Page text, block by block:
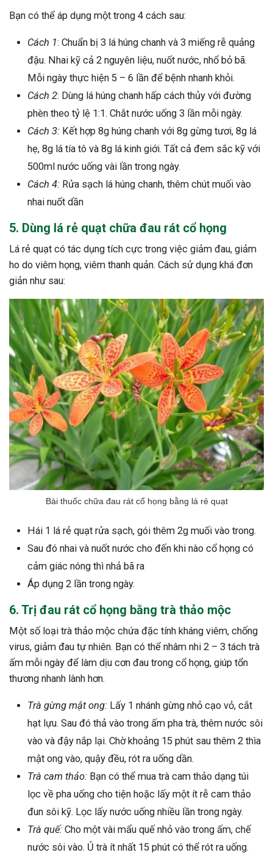
Bạn có thể áp dụng một trong 4 cách sau:
Cách 1: Chuẩn bị 3 lá húng chanh và 3 miếng rễ quảng
đậu. Nhai kỹ cả 2 nguyên liệu, nuốt nước, nhổ bỏ bã.
Mỗi ngày thực hiện 5 – 6 lần để bệnh nhanh khỏi.
Cách 2: Dùng lá húng chanh hấp cách thủy với đường
phèn theo tỷ lệ 1:1. Chắt nước uống 3 lần mỗi ngày.
Cách 3: Kết hợp 8g húng chanh với 8g gừng tươi, 8g lá
hẹ, 8g lá tía tô và 8g lá kinh giới. Tất cả đem sắc kỹ với
500ml nước uống vài lần trong ngày.
Cách 4: Rửa sạch lá húng chanh, thêm chút muối vào
nhai nuốt dần
5. Dùng lá rẻ quạt chữa đau rát cổ họng
Lá rẻ quạt có tác dụng tích cực trong việc giảm đau, giảm
ho do viêm họng, viêm thanh quản. Cách sử dụng khá đơn
giản như sau:
Bài thuốc chữa đau rát cổ họng bằng lá rẻ quạt
Hái 1 lá rẻ quạt rửa sạch, gói thêm 2g muối vào trong.
Sau đó nhai và nuốt nước cho đến khi nào cổ họng có
cảm giác nóng thì nhả bã ra
Áp dụng 2 lần trong ngày.
6. Trị đau rát cổ họng bằng trà thảo mộc
Một số loại trà thảo mộc chứa đặc tính kháng viêm, chống
virus, giảm đau tự nhiên. Bạn có thể nhâm nhi 2 – 3 tách trà
ấm mỗi ngày để làm dịu cơn đau trong cổ họng, giúp tổn
thương nhanh lành hơn.
Trà gừng mật ong: Lấy 1 nhánh gừng nhỏ cạo vỏ, cắt
hạt lựu. Sau đó thả vào trong ấm pha trà, thêm nước sôi
vào và đậy nắp lại. Chờ khoảng 15 phút sau thêm 2 thìa
mật ong vào, quậy đều, rót ra uống dần.
Trà cam thảo: Bạn có thể mua trà cam thảo dạng túi
lọc về pha uống cho tiện hoặc lấy một ít rễ cam thảo
đun sôi kỹ. Lọc lấy nước uống nhiều lần trong ngày.
Trà quế: Cho một vài mẩu quế nhỏ vào trong ấm, chế
nước sôi vào. Ủ trà ít nhất 15 phút có thể rót ra uống.